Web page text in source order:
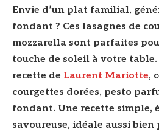
Envie d’un plat familial,
fondant ? Ces lasagnes de
mozzarella sont parfaites
touche de soleil à votre table.
recette de Laurent Mariotte,
courgettes dorées, pesto
fondant. Une recette simple,
savoureuse, idéale aussi bien